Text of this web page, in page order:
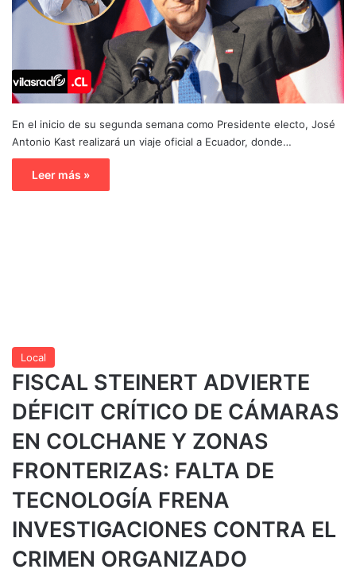
En el inicio de su segunda semana como Presidente electo, José
Antonio Kast realizará un viaje oficial a Ecuador, donde…
Leer más »
Local
FISCAL STEINERT ADVIERTE
DÉFICIT CRÍTICO DE CÁMARAS
EN COLCHANE Y ZONAS
FRONTERIZAS: FALTA DE
TECNOLOGÍA FRENA
INVESTIGACIONES CONTRA EL
CRIMEN ORGANIZADO